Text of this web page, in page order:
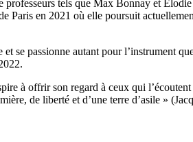
tels que Max Bonnay et
en 2021 où elle poursuit
se passionne autant pour l’instrument
à offrir son regard à ceux qui l’écoutent
de liberté et d’une terre d’asile »